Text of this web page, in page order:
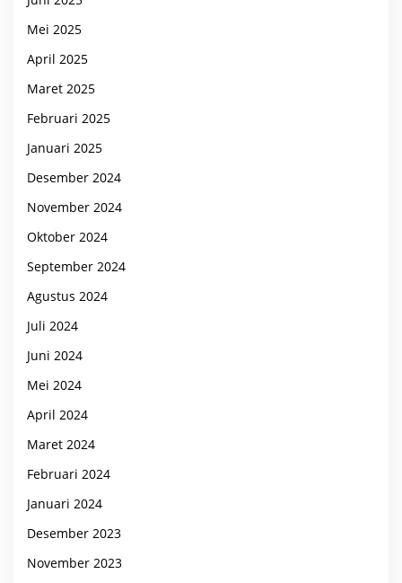
Mei 2025
April 2025
Maret 2025
Februari 2025
Januari 2025
Desember 2024
November 2024
Oktober 2024
September 2024
Agustus 2024
Juli 2024
Juni 2024
Mei 2024
April 2024
Maret 2024
Februari 2024
Januari 2024
Desember 2023
November 2023